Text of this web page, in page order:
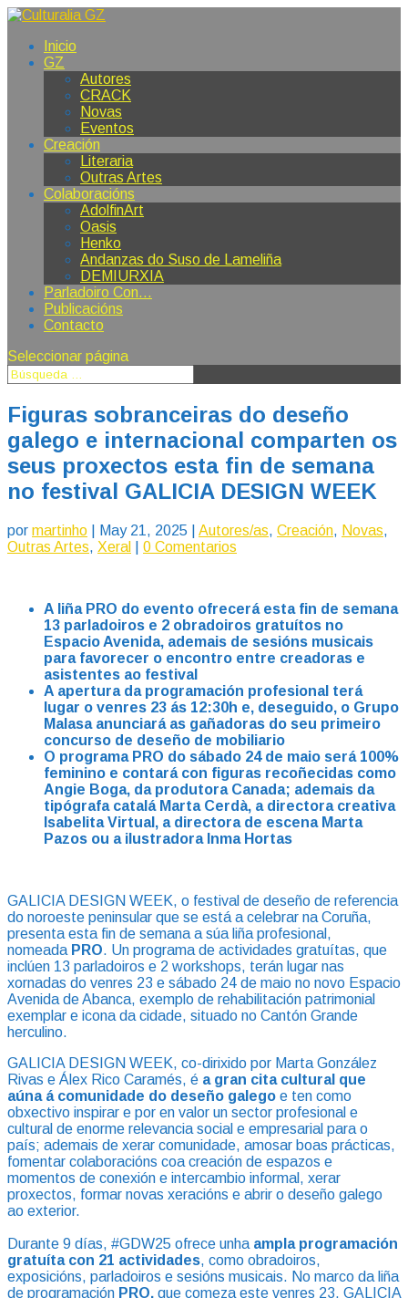
Inicio
GZ
Autores
CRACK
Novas
Eventos
Creación
Literaria
Outras Artes
Colaboracións
AdolfinArt
Oasis
Henko
Andanzas do Suso de Lameliña
DEMIURXIA
Parladoiro Con…
Publicacións
Contacto
Seleccionar página
Figuras sobranceiras do deseño
galego e internacional comparten os
seus proxectos esta fin de semana
no festival GALICIA DESIGN WEEK
por martinho May 21, 2025 Autores/as, Creación, Novas,
Outras Artes, Xeral 0 Comentarios
A liña PRO do evento ofrecerá esta fin de semana
13 parladoiros e 2 obradoiros gratuítos no
Espacio Avenida, ademais de sesións musicais
para favorecer o encontro entre creadoras e
asistentes ao festival
A apertura da programación profesional terá
lugar o venres 23 ás 12:30h e, deseguido, o Grupo
Malasa anunciará as gañadoras do seu primeiro
concurso de deseño de mobiliario
O programa PRO do sábado 24 de maio será 100%
feminino e contará con figuras recoñecidas como
Angie Boga, da produtora Canada; ademais da
tipógrafa catalá Marta Cerdà, a directora creativa
Isabelita Virtual, a directora de escena Marta
Pazos ou a ilustradora Inma Hortas
GALICIA DESIGN WEEK, o festival de deseño de referencia
do noroeste peninsular que se está a celebrar na Coruña,
presenta esta fin de semana a súa liña profesional,
nomeada PRO. Un programa de actividades gratuítas, que
inclúen 13 parladoiros e 2 workshops, terán lugar nas
xornadas do venres 23 e sábado 24 de maio no novo Espacio
Avenida de Abanca, exemplo de rehabilitación patrimonial
exemplar e icona da cidade, situado no Cantón Grande
herculino.
GALICIA DESIGN WEEK, co-dirixido por Marta González
Rivas e Álex Rico Caramés, é a gran cita cultural que
aúna á comunidade do deseño galego e ten como
obxectivo inspirar e por en valor un sector profesional e
cultural de enorme relevancia social e empresarial para o
país; ademais de xerar comunidade, amosar boas prácticas,
fomentar colaboracións coa creación de espazos e
momentos de conexión e intercambio informal, xerar
proxectos, formar novas xeracións e abrir o deseño galego
ao exterior.
Durante 9 días, #GDW25 ofrece unha ampla programación
gratuíta con 21 actividades, como obradoiros,
exposicións, parladoiros e sesións musicais. No marco da liña
de programación PRO, que comeza este venres 23, GALICIA